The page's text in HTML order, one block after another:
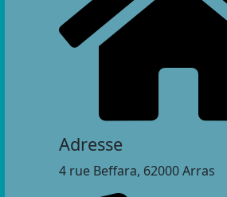
Adresse
4 rue Beffara, 62000 Arras